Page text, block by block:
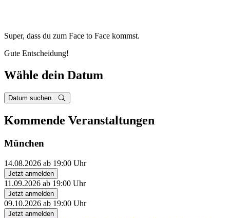
Super, dass du zum Face to Face kommst.
Gute Entscheidung!
Wähle dein Datum
Datum suchen...
Kommende Veranstaltungen
München
14.08.2026 ab 19:00 Uhr
Jetzt anmelden
11.09.2026 ab 19:00 Uhr
Jetzt anmelden
09.10.2026 ab 19:00 Uhr
Jetzt anmelden